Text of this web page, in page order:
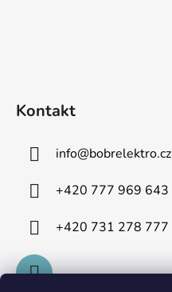
Kontakt
info@bobrelektro.cz
+420 777 969 643
+420 731 278 777